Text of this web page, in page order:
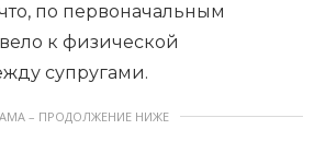
по первоначальным
к физической
супругами.
– ПРОДОЛЖЕНИЕ НИЖЕ